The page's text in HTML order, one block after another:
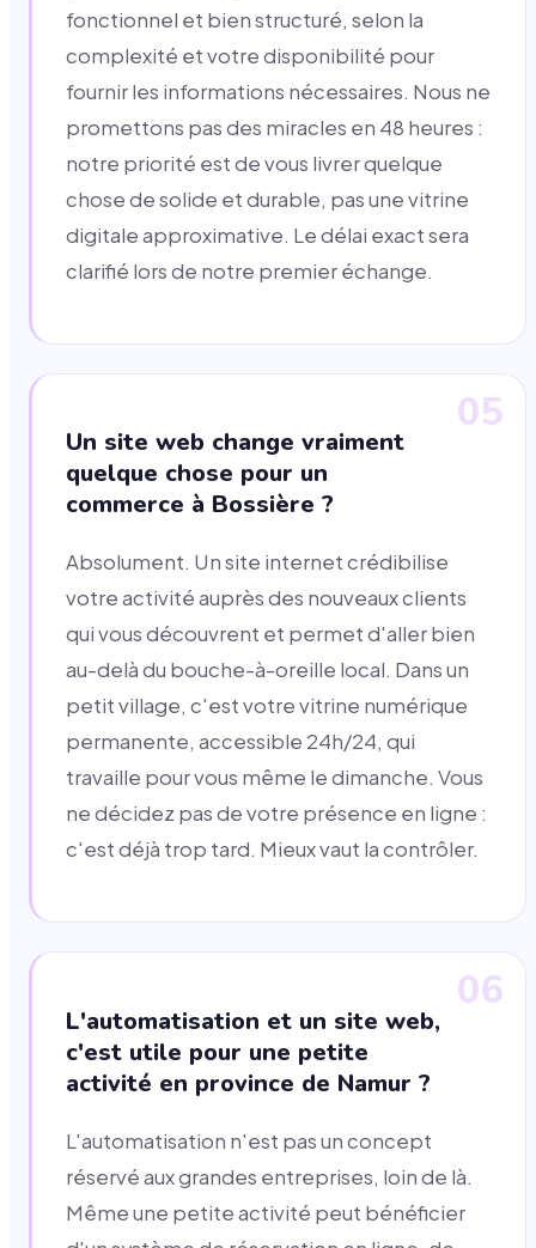
fonctionnel et bien structuré, selon la
complexité et votre disponibilité pour
fournir les informations nécessaires. Nous ne
promettons pas des miracles en 48 heures :
notre priorité est de vous livrer quelque
chose de solide et durable, pas une vitrine
digitale approximative. Le délai exact sera
clarifié lors de notre premier échange.
05
Un site web change vraiment
quelque chose pour un
commerce à Bossière ?
Absolument. Un site internet crédibilise
votre activité auprès des nouveaux clients
qui vous découvrent et permet d'aller bien
au-delà du bouche-à-oreille local. Dans un
petit village, c'est votre vitrine numérique
permanente, accessible 24h/24, qui
travaille pour vous même le dimanche. Vous
ne décidez pas de votre présence en ligne :
c'est déjà trop tard. Mieux vaut la contrôler.
06
L'automatisation et un site web,
c'est utile pour une petite
activité en province de Namur ?
L'automatisation n'est pas un concept
réservé aux grandes entreprises, loin de là.
Même une petite activité peut bénéficier